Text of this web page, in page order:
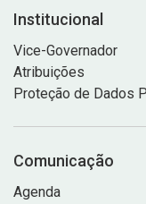
Institucional
Vice-Governador
Atribuições
Proteção de Dados
Comunicação
Agenda